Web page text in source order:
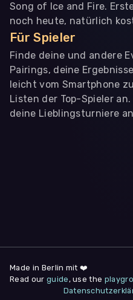
Song of Ice and Fire.
noch heute, natürlich
Für Spieler
Finde deine und andere
Pairings, deine
leicht vom Smartphone
Listen der Top-Spieler
deine Lieblingsturniere
deine Zustimmung jederzeit
am Seitenende widerrufen.
Made in Berlin mit ❤️
Read our guide , use the